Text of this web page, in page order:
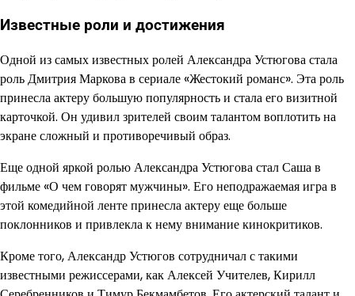
Известные роли и достижения
Одной из самых известных ролей Александра Устюгова стала
роль Дмитрия Маркова в сериале «Жестокий романс». Эта роль
принесла актеру большую популярность и стала его визитной
карточкой. Он удивил зрителей своим талантом воплотить на
экране сложный и противоречивый образ.
Еще одной яркой ролью Александра Устюгова стал Саша в
фильме «О чем говорят мужчины». Его неподражаемая игра в
этой комедийной ленте принесла актеру еще больше
поклонников и привлекла к нему внимание кинокритиков.
Кроме того, Александр Устюгов сотрудничал с такими
известными режиссерами, как Алексей Учителев, Кирилл